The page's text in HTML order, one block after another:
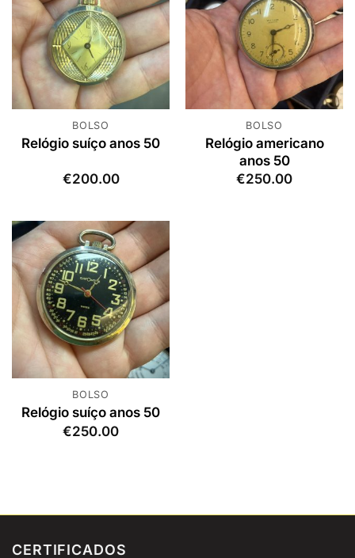
BOLSO
Relógio suíço anos 50
€200.00
BOLSO
Relógio americano
anos 50
€250.00
BOLSO
Relógio suíço anos 50
€250.00
CERTIFICADOS